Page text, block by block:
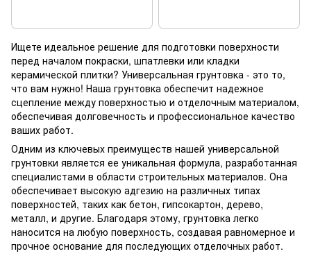
Ищете идеальное решение для подготовки поверхности
перед началом покраски, шпатлевки или кладки
керамической плитки? Универсальная грунтовка - это то,
что вам нужно! Наша грунтовка обеспечит надежное
сцепление между поверхностью и отделочным материалом,
обеспечивая долговечность и профессиональное качество
ваших работ.
Одним из ключевых преимуществ нашей универсальной
грунтовки является ее уникальная формула, разработанная
специалистами в области строительных материалов. Она
обеспечивает высокую адгезию на различных типах
поверхностей, таких как бетон, гипсокартон, дерево,
металл, и другие. Благодаря этому, грунтовка легко
наносится на любую поверхность, создавая равномерное и
прочное основание для последующих отделочных работ.